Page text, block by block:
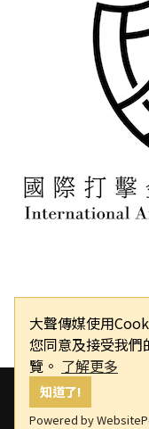
大聲傳媒使用
您同意及接受我們
覽。 了解更多
知道了!
Powered by